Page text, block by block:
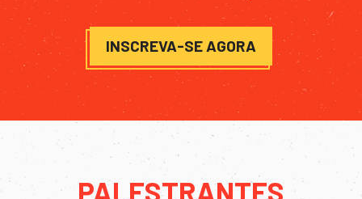
INSCREVA-SE AGORA
PALESTRANTES